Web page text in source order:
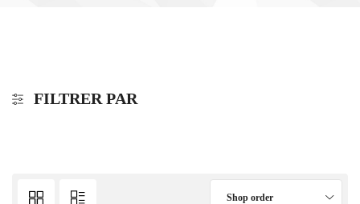
FILTRER PAR
Shop order